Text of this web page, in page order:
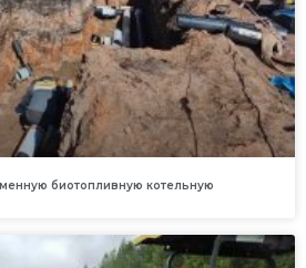
биотопливную котельную